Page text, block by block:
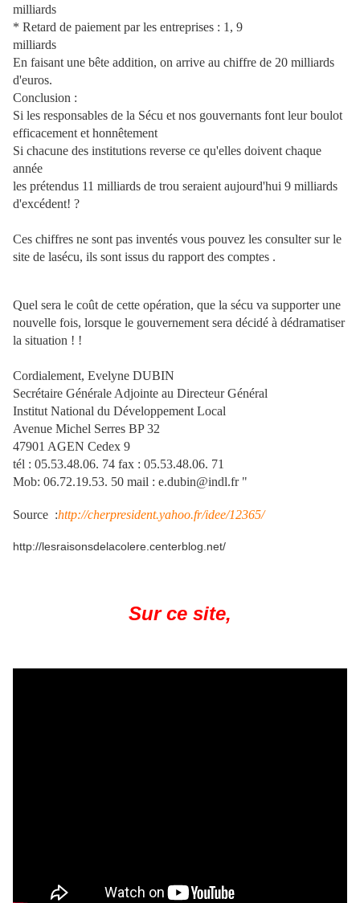
milliards
* Retard de paiement par les entreprises : 1, 9
milliards
En faisant une bête addition, on arrive au chiffre de 20 milliards
d'euros.
Conclusion :
Si les responsables de la Sécu et nos gouvernants font leur boulot
efficacement et honnêtement
Si chacune des institutions reverse ce qu'elles doivent chaque
année
les prétendus 11 milliards de trou seraient aujourd'hui 9 milliards
d'excédent! ?
Ces chiffres ne sont pas inventés vous pouvez les consulter sur le
site de lasécu, ils sont issus du rapport des comptes .
Quel sera le coût de cette opération, que la sécu va supporter une
nouvelle fois, lorsque le gouvernement sera décidé à dédramatiser
la situation ! !
Cordialement, Evelyne DUBIN
Secrétaire Générale Adjointe au Directeur Général
Institut National du Développement Local
Avenue Michel Serres BP 32
47901 AGEN Cedex 9
tél : 05.53.48.06. 74 fax : 05.53.48.06. 71
Mob: 06.72.19.53. 50 mail : e.dubin@indl.fr "
Source :http://cherpresident.yahoo.fr/idee/12365/
http://lesraisonsdelacolere.centerblog.net/
Sur ce site,